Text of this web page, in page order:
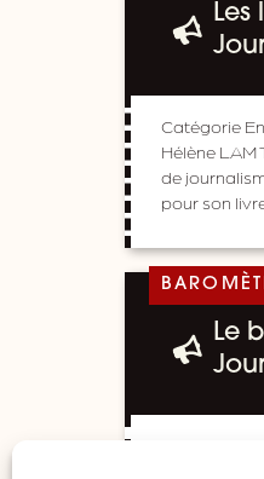
Les
Catégorie
Hélène LAM
de
pour son
Le